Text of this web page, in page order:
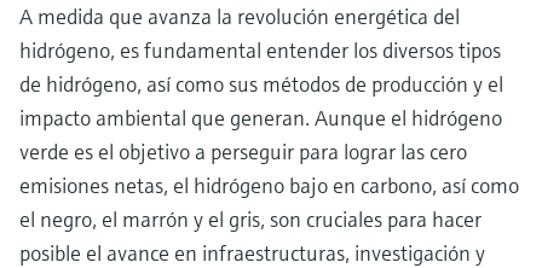
A medida que avanza la revolución energética del
hidrógeno, es fundamental entender los diversos tipos
de hidrógeno, así como sus métodos de producción y el
impacto ambiental que generan. Aunque el hidrógeno
verde es el objetivo a perseguir para lograr las cero
emisiones netas, el hidrógeno bajo en carbono, así como
el negro, el marrón y el gris, son cruciales para hacer
posible el avance en infraestructuras, investigación y